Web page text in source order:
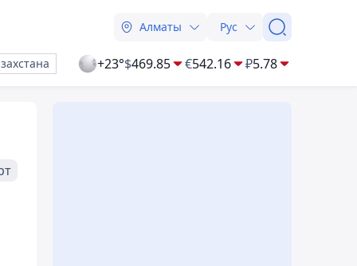
Алматы Рус
+23°$469.85 €542.16 ₽5.78